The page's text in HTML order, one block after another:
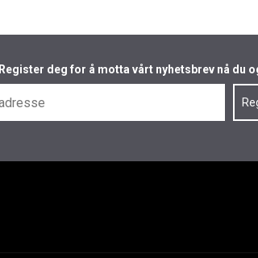
Register deg for å motta vårt nyhetsbrev nå du